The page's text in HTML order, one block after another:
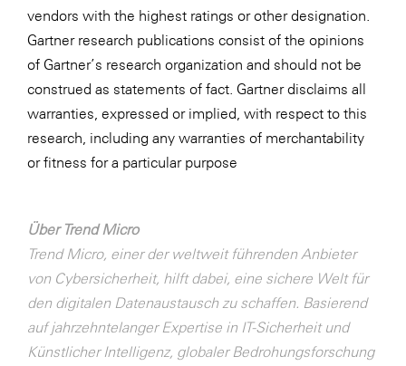
vendors with the highest ratings or other designation.
Gartner research publications consist of the opinions
of Gartner’s research organization and should not be
construed as statements of fact. Gartner disclaims all
warranties, expressed or implied, with respect to this
research, including any warranties of merchantability
or fitness for a particular purpose
Über Trend Micro
Trend Micro, einer der weltweit führenden Anbieter
von Cybersicherheit, hilft dabei, eine sichere Welt für
den digitalen Datenaustausch zu schaffen. Basierend
auf jahrzehntelanger Expertise in IT-Sicherheit und
Künstlicher Intelligenz, globaler Bedrohungsforschung